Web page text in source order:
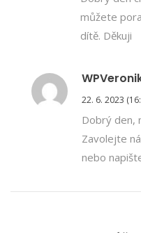
můžete
dítě. Děkuji
22. 6. 2023
Dobrý den,
Zavolejte
nebo